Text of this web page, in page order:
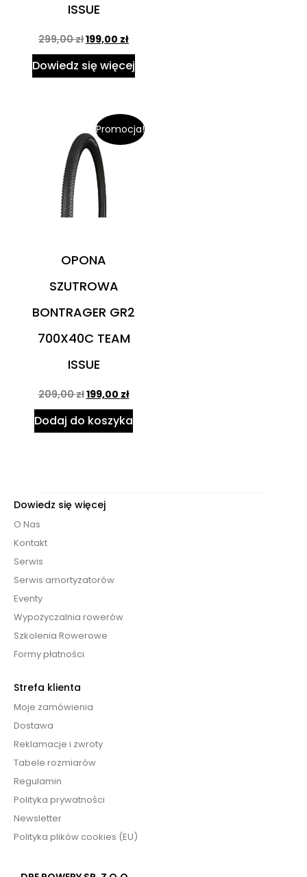
ISSUE
299,00zł199,00 zł
Dowiedz się więcej
Promocja!
OPONA
SZUTROWA
BONTRAGER GR2
700X40C TEAM
ISSUE
209,00zł199,00 zł
Dodaj do koszyka
Dowiedz się więcej
O Nas
Kontakt
Serwis
Serwis amortyzatorów
Eventy
Wypożyczalnia rowerów
Szkolenia Rowerowe
Formy płatności
Strefa klienta
Moje zamówienia
Dostawa
Reklamacje i zwroty
Tabele rozmiarów
Regulamin
Polityka prywatności
Newsletter
Polityka plików cookies (EU)